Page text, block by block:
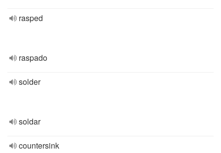
rasped
raspado
solder
soldar
countersink